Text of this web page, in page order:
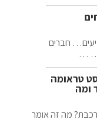
חברים
…
טראומה
ומה
מה זה אומר